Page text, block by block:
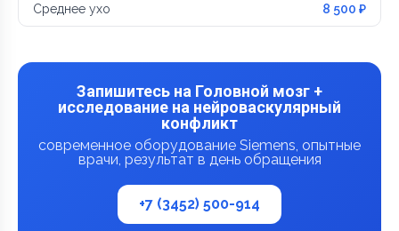
Среднее ухо 8 500 ₽
Запишитесь на Головной мозг +
исследование на нейроваскулярный
конфликт
современное оборудование Siemens, опытные
врачи, результат в день обращения
+7 (3452) 500-914